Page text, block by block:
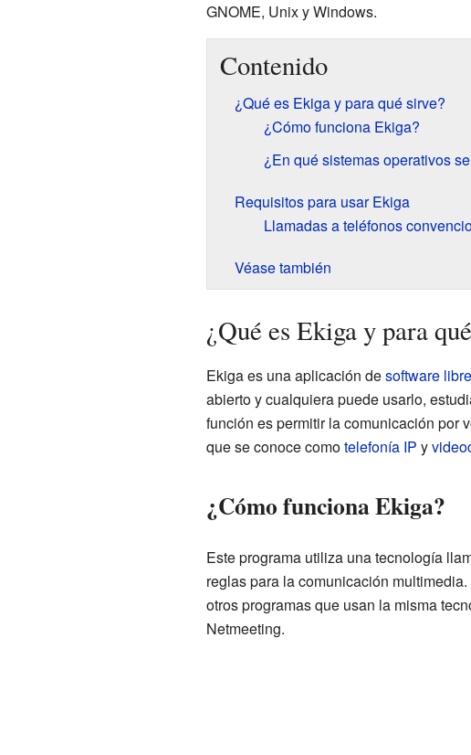
GNOME, Unix y Windows.
Contenido
¿Qué es Ekiga y para qué sirve?
¿Cómo funciona Ekiga?
¿En qué sistemas operativos
Requisitos para usar Ekiga
Llamadas a teléfonos
Véase también
¿Qué es Ekiga y para
Ekiga es una aplicación desoftware libre
abierto y cualquiera puede usarlo,
función es permitir la comunicación por
que se conoce comotelefonía IP y
¿Cómo funciona Ekiga?
Este programa utiliza una tecnología
reglas para la comunicación
otros programas que usan la misma
Netmeeting.